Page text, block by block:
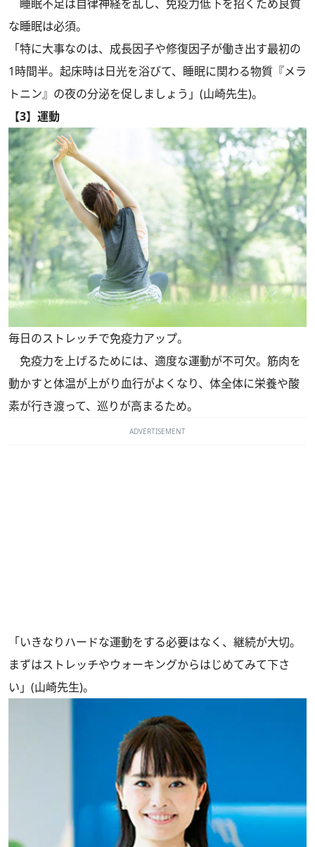
睡眠不足は自律神経を乱し、免疫力低下を招くため良質
な睡眠は必須。
「特に大事なのは、成長因子や修復因子が働き出す最初の
1時間半。起床時は日光を浴びて、睡眠に関わる物質『メラ
トニン』の夜の分泌を促しましょう」(山崎先生)。
【3】運動
毎日のストレッチで免疫力アップ。
免疫力を上げるためには、適度な運動が不可欠。筋肉を
動かすと体温が上がり血行がよくなり、体全体に栄養や酸
素が行き渡って、巡りが高まるため。
ADVERTISEMENT
「いきなりハードな運動をする必要はなく、継続が大切。
まずはストレッチやウォーキングからはじめてみて下さ
い」(山崎先生)。